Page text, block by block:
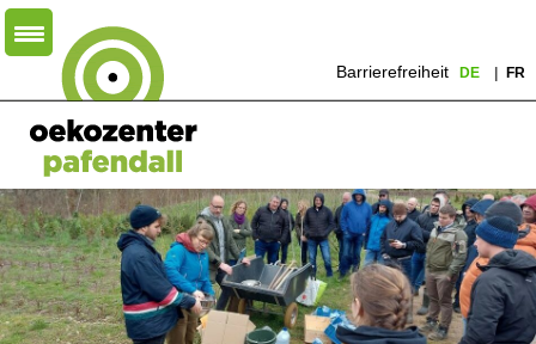
Barrierefreiheit DE FR